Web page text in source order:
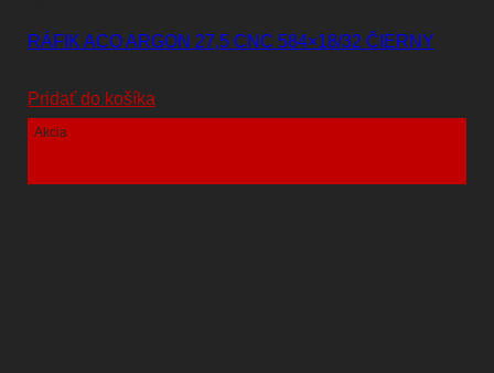
RÁFIK ACO ARGON 27,5 CNC 584×18/32 ČIERNY
cena
bola:
cena
je:
Pridať do košíka
Akcia